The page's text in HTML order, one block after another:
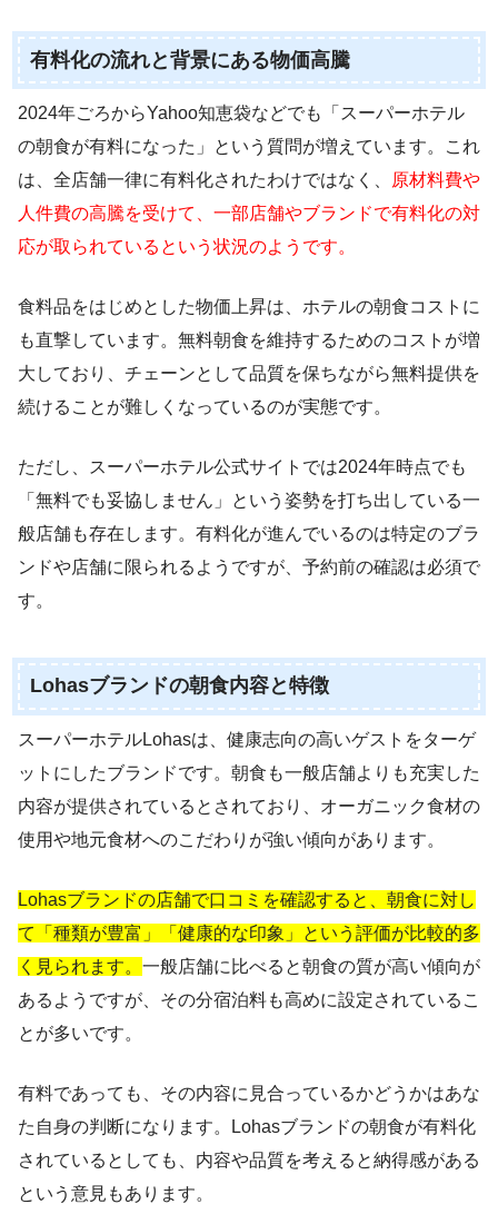
有料化の流れと背景にある物価高騰
2024年ごろからYahoo知恵袋などでも「スーパーホテル
の朝食が有料になった」という質問が増えています。これ
は、全店舗一律に有料化されたわけではなく、
原材料費や
人件費の高騰を受けて、一部店舗やブランドで有料化の対
応が取られているという状況のようです。
食料品をはじめとした物価上昇は、ホテルの朝食コストに
も直撃しています。無料朝食を維持するためのコストが増
大しており、チェーンとして品質を保ちながら無料提供を
続けることが難しくなっているのが実態です。
ただし、スーパーホテル公式サイトでは2024年時点でも
「無料でも妥協しません」という姿勢を打ち出している一
般店舗も存在します。有料化が進んでいるのは特定のブラ
ンドや店舗に限られるようですが、予約前の確認は必須で
す。
Lohasブランドの朝食内容と特徴
スーパーホテルLohasは、健康志向の高いゲストをターゲ
ットにしたブランドです。朝食も一般店舗よりも充実した
内容が提供されているとされており、オーガニック食材の
使用や地元食材へのこだわりが強い傾向があります。
Lohasブランドの店舗で口コミを確認すると、朝食に対し
て「種類が豊富」「健康的な印象」という評価が比較的多
く見られます。 一般店舗に比べると朝食の質が高い傾向が
あるようですが、その分宿泊料も高めに設定されているこ
とが多いです。
有料であっても、その内容に見合っているかどうかはあな
た自身の判断になります。Lohasブランドの朝食が有料化
されているとしても、内容や品質を考えると納得感がある
という意見もあります。